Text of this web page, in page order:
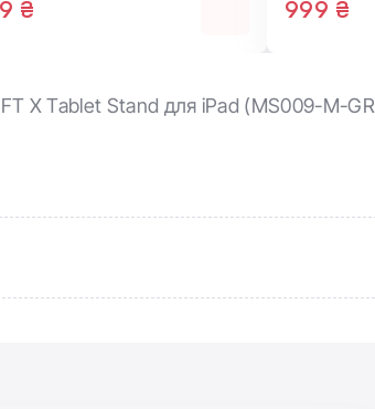
X Tablet Stand для iPad (MS009-M-